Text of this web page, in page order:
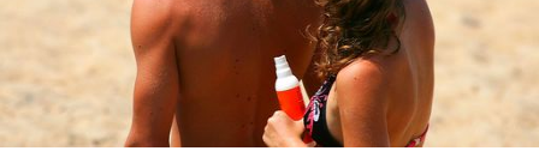
de
de